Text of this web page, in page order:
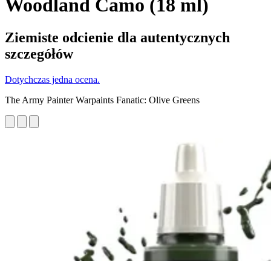
Woodland Camo (18 ml)
Ziemiste odcienie dla autentycznych
szczegółów
Dotychczas jedna ocena.
The Army Painter Warpaints Fanatic: Olive Greens